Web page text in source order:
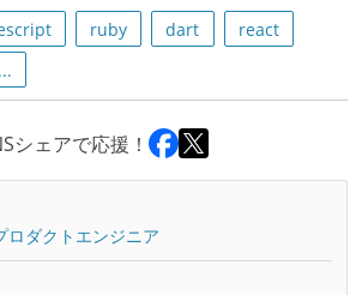
ruby dart
react
...
シェアで応援！
ダクトエンジニア